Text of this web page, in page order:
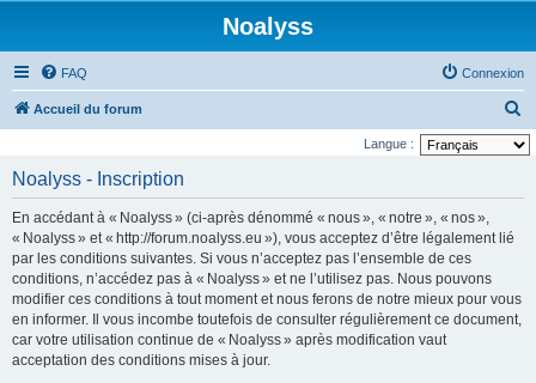
Noalyss
FAQ Connexion
Accueil du forum
e
Langue :
Noalyss - Inscription
En accédant à « Noalyss » (ci-après dénommé « nous », « notre », « nos »,
« Noalyss » et « http://forum.noalyss.eu »), vous acceptez d’être légalement lié
par les conditions suivantes. Si vous n’acceptez pas l’ensemble de ces
conditions, n’accédez pas à « Noalyss » et ne l’utilisez pas. Nous pouvons
modifier ces conditions à tout moment et nous ferons de notre mieux pour vous
en informer. Il vous incombe toutefois de consulter régulièrement ce document,
car votre utilisation continue de « Noalyss » après modification vaut
acceptation des conditions mises à jour.